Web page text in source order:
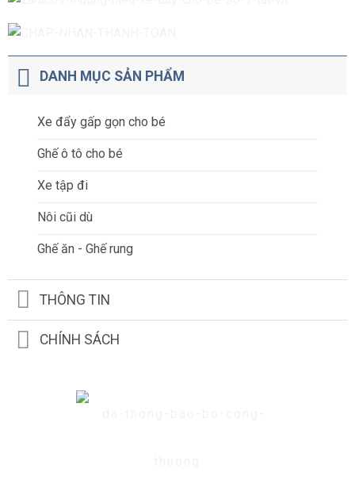
DANH MỤC SẢN PHẨM
Xe đẩy gấp gọn cho bé
Ghế ô tô cho bé
Xe tập đi
Nôi cũi dù
Ghế ăn - Ghế rung
THÔNG TIN
CHÍNH SÁCH